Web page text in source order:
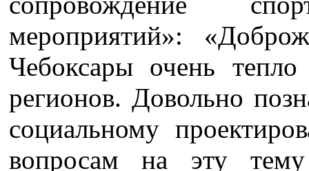
мероприятий»:
Чебоксары очень
регионов. Довольно
социальному
вопросам на эту